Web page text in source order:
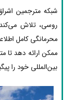
شبکه مترجمین
روسی، تلاش
محرمانگی کامل
ممکن ارائه دهد تا
بین‌المللی خود را